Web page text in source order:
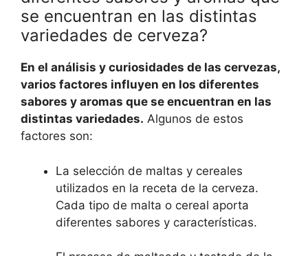
se encuentran en las distintas
variedades de cerveza?
En el análisis y curiosidades de las cervezas,
varios factores influyen en los diferentes
sabores y aromas que se encuentran en las
distintas variedades. Algunos de estos
factores son:
La selección de maltas y cereales
utilizados en la receta de la cerveza.
Cada tipo de malta o cereal aporta
diferentes sabores y características.